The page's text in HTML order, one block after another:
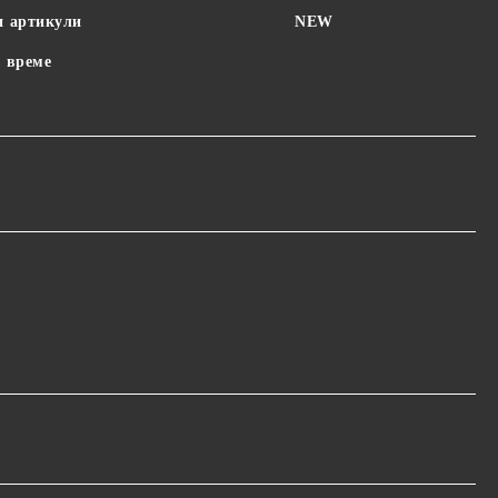
артикули
време
NEW